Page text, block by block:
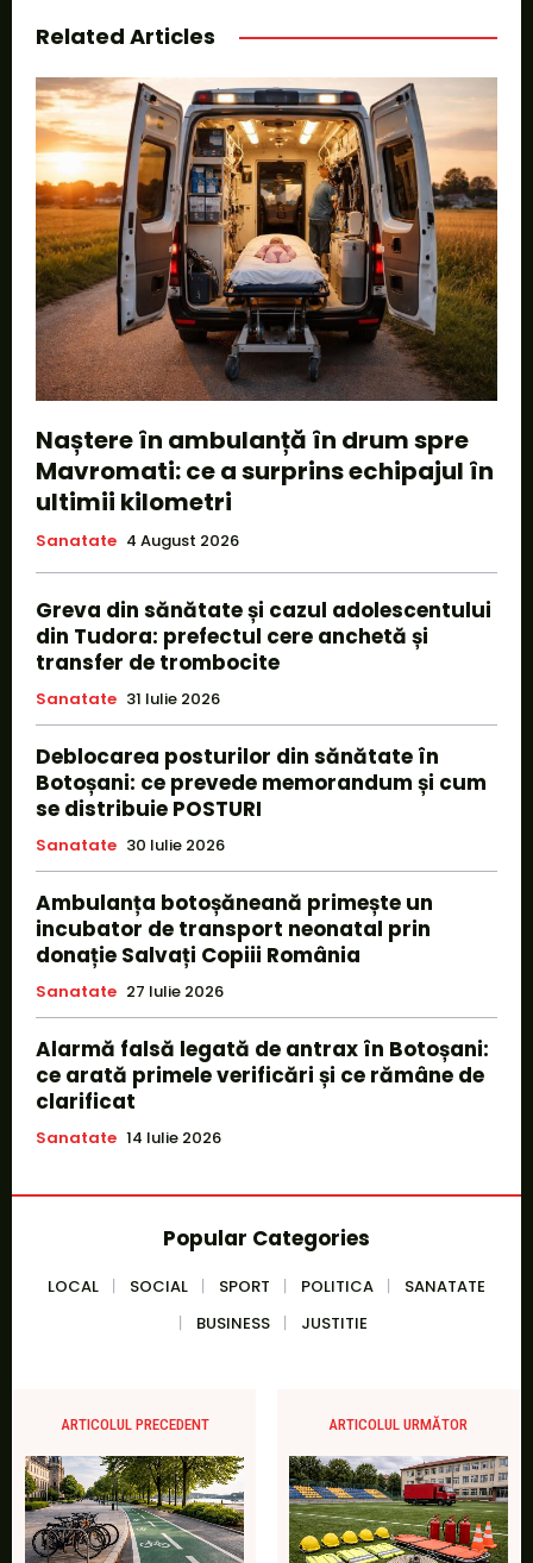
Related Articles
Naștere în ambulanță în drum spre
Mavromati: ce a surprins echipajul în
ultimii kilometri
Sanatate 4 August 2026
Greva din sănătate și cazul adolescentului
din Tudora: prefectul cere anchetă și
transfer de trombocite
Sanatate 31 Iulie 2026
Deblocarea posturilor din sănătate în
Botoșani: ce prevede memorandum și cum
se distribuie POSTURI
Sanatate 30 Iulie 2026
Ambulanța botoșăneană primește un
incubator de transport neonatal prin
donație Salvați Copiii România
Sanatate 27 Iulie 2026
Alarmă falsă legată de antrax în Botoșani:
ce arată primele verificări și ce rămâne de
clarificat
Sanatate 14 Iulie 2026
Popular Categories
LOCAL SOCIAL SPORT POLITICA
SANATATE
BUSINESS
JUSTITIE
ARTICOLUL PRECEDENT ARTICOLUL URMĂTOR